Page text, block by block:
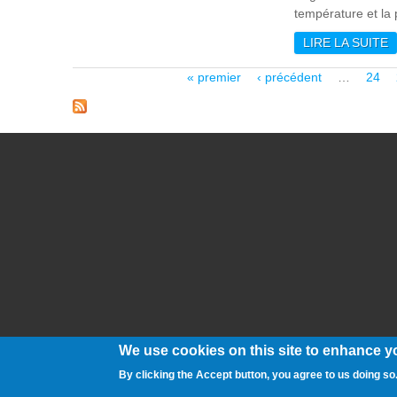
température et la
LIRE LA SUITE
« premier ‹ précédent 24
We use cookies on this site to enhance
By clicking the Accept button, you agree to us doing so.